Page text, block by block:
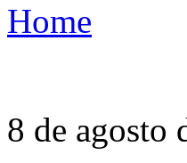
Home
8 de agosto